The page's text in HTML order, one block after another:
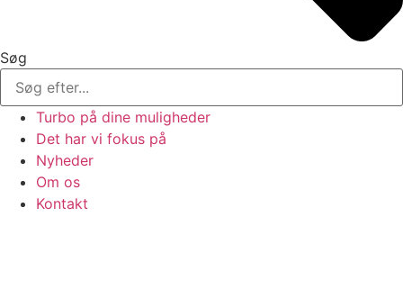
Søg
Turbo på dine muligheder
Det har vi fokus på
Nyheder
Om os
Kontakt